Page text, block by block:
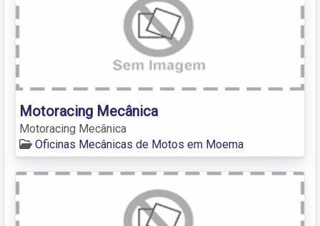
Motoracing Mecânica
Motoracing Mecânica
Oficinas Mecânicas de Motos em Moema